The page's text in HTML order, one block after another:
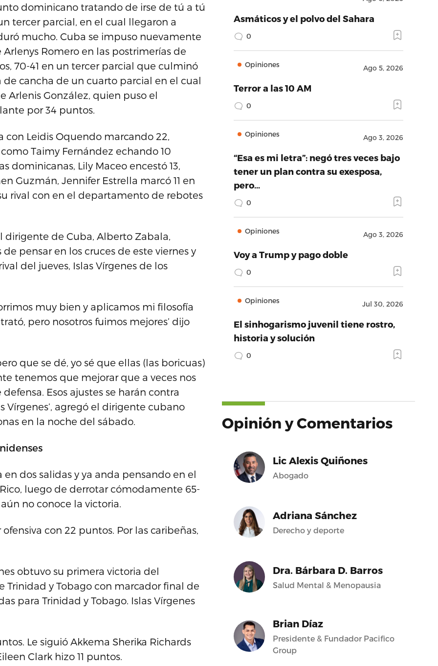
dominicano tratando de irse de tú a tú
tercer parcial, en el cual llegaron a
mucho. Cuba se impuso nuevamente
Romero en las postrimerías de
70-41 en un tercer parcial que culminó
cancha de un cuarto parcial en el cual
Arlenis González, quien puso el
por 34 puntos.
Leidis Oquendo marcando 22,
Taimy Fernández echando 10
dominicanas, Lily Maceo encestó 13,
Guzmán, Jennifer Estrella marcó 11 en
rival con en el departamento de rebotes
de Cuba, Alberto Zabala,
pensar en los cruces de este viernes y
del jueves, Islas Vírgenes de los
muy bien y aplicamos mi filosofía
pero nosotros fuimos mejores’ dijo
que se dé, yo sé que ellas (las boricuas)
tenemos que mejorar que a veces nos
Esos ajustes se harán contra
Vírgenes’, agregó el dirigente cubano
en la noche del sábado.
dos salidas y ya anda pensando en el
luego de derrotar cómodamente 65-
no conoce la victoria.
con 22 puntos. Por las caribeñas,
obtuvo su primera victoria del
y Tobago con marcador final de
para Trinidad y Tobago. Islas Vírgenes
Le siguió Akkema Sherika Richards
Clark hizo 11 puntos.
Asmáticos y el polvo del Sahara
0
Opiniones Ago 5, 2026
Terror a las 10 AM
0
Opiniones Ago 3, 2026
“Esa es mi letra”: negó tres veces bajo
tener un plan contra su exesposa,
pero…
0
Opiniones Ago 3, 2026
Voy a Trump y pago doble
0
Opiniones Jul 30, 2026
El sinhogarismo juvenil tiene rostro,
historia y solución
0
Opinión y Comentarios
Lic Alexis Quiñones
Abogado
Adriana Sánchez
Derecho y deporte
Dra. Bárbara D. Barros
Salud Mental & Menopausia
Brian Díaz
Presidente & Fundador Pacifico
Group